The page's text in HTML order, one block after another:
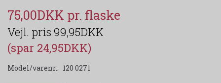
75,00DKK
99,95DKK
(spar 24,95DKK)
Model/varenr.: 120 0271